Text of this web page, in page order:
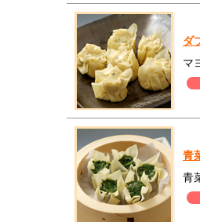
ダ
マ
青
青